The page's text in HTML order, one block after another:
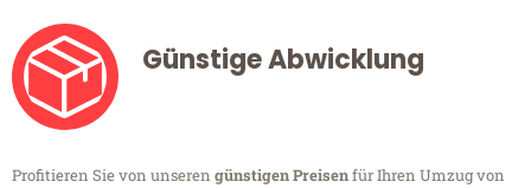
Günstige Abwicklung
Profitieren Sie von unseren günstigen Preisenfür Ihren Umzug von